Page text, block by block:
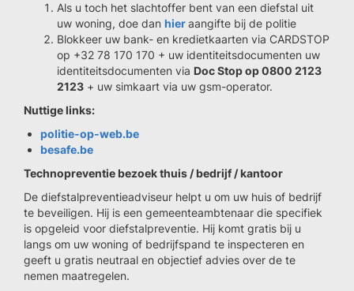
Als u toch het slachtoffer bent van een diefstal uit
uw woning, doe dan hieraangifte bij de politie
Blokkeer uw bank- en kredietkaarten via CARDSTOP
op +32 78 170 170 + uw identiteitsdocumenten uw
identiteitsdocumenten via Doc Stop op 0800 2123
2123 + uw simkaart via uw gsm-operator.
Nuttige links:
politie-op-web.be
besafe.be
Technopreventie bezoek thuis / bedrijf / kantoor
De diefstalpreventieadviseur helpt u om uw huis of bedrijf
te beveiligen. Hij is een gemeenteambtenaar die specifiek
is opgeleid voor diefstalpreventie. Hij komt gratis bij u
langs om uw woning of bedrijfspand te inspecteren en
geeft u gratis neutraal en objectief advies over de te
nemen maatregelen.